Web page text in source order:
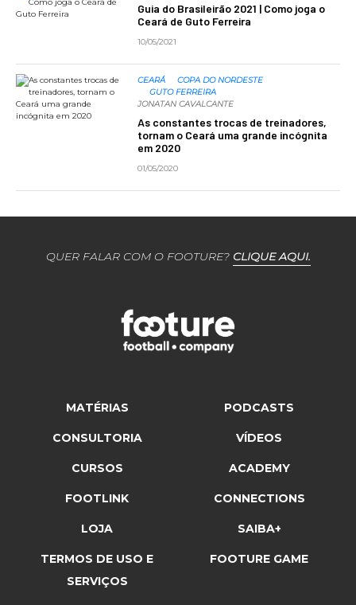
Guia do Brasileirão 2021 | Como joga o
Ceará de Guto Ferreira
10/05/2021
CEARÁ
COPA DO NORDESTE
GUTO FERREIRA
JONATAN CAVALCANTE
As constantes trocas de treinadores,
tornam o Ceará uma grande incógnita
em 2020
01/05/2020
QUER FALAR COM O FOOTURE? CLIQUE AQUI.
MATÉRIAS PODCASTS
CONSULTORIA VÍDEOS
CURSOS ACADEMY
FOOTLINK CONNECTIONS
LOJA SAIBA+
TERMOS DE USO E
SERVIÇOS
FOOTURE GAME